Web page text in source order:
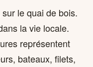
le quai de bois.
la vie locale.
représentent
bateaux, filets,